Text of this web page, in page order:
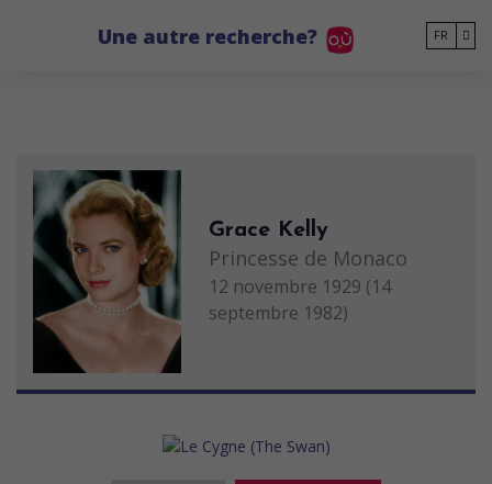
Une autre recherche? FR
Grace Kelly
Princesse de Monaco
12 novembre 1929 (14
septembre 1982)